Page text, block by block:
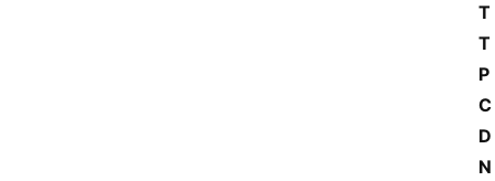
T
T
P
C
D
N